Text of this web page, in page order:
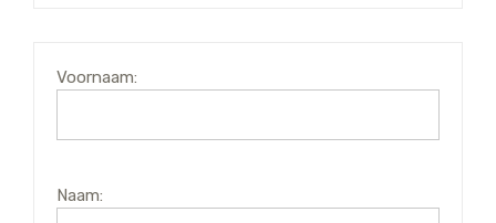
Voornaam:
Naam: